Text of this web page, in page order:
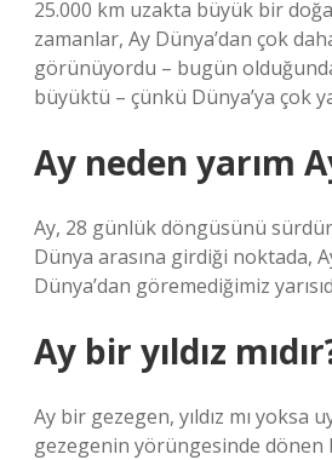
25.000 km uzakta büyük bir
zamanlar, Ay Dünya’dan çok
görünüyordu – bugün
büyüktü – çünkü Dünya’ya çok
Ay neden yarım
Ay, 28 günlük döngüsünü
Dünya arasına girdiği noktada,
Dünya’dan göremediğimiz
Ay bir yıldız
Ay bir gezegen, yıldız mı yoksa
gezegenin yörüngesinde dönen